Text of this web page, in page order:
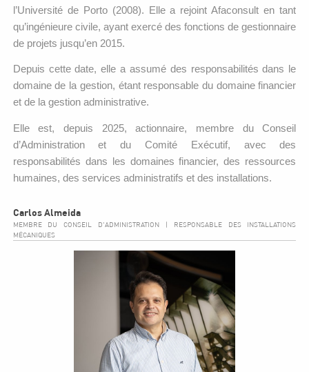
l’Université de Porto (2008). Elle a rejoint Afaconsult en tant
qu’ingénieure civile, ayant exercé des fonctions de gestionnaire
de projets jusqu’en 2015.
Depuis cette date, elle a assumé des responsabilités dans le
domaine de la gestion, étant responsable du domaine financier
et de la gestion administrative.
Elle est, depuis 2025, actionnaire, membre du Conseil
d’Administration et du Comité Exécutif, avec des
responsabilités dans les domaines financier, des ressources
humaines, des services administratifs et des installations.
Carlos Almeida
MEMBRE DU CONSEIL D'ADMINISTRATION | RESPONSABLE DES INSTALLATIONS
MÉCANIQUES